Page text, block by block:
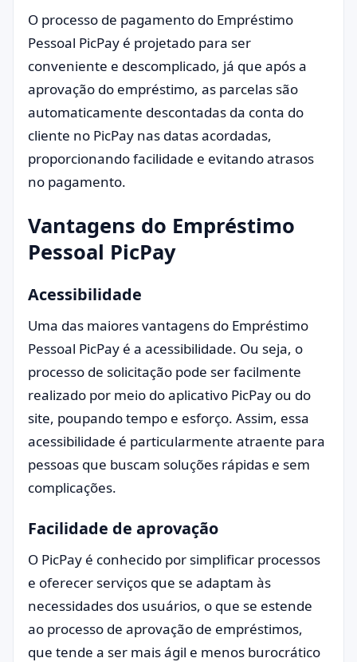
O processo de pagamento do Empréstimo
Pessoal PicPay é projetado para ser
conveniente e descomplicado, já que após a
aprovação do empréstimo, as parcelas são
automaticamente descontadas da conta do
cliente no PicPay nas datas acordadas,
proporcionando facilidade e evitando atrasos
no pagamento.
Vantagens do Empréstimo
Pessoal PicPay
Acessibilidade
Uma das maiores vantagens do Empréstimo
Pessoal PicPay é a acessibilidade. Ou seja, o
processo de solicitação pode ser facilmente
realizado por meio do aplicativo PicPay ou do
site, poupando tempo e esforço. Assim, essa
acessibilidade é particularmente atraente para
pessoas que buscam soluções rápidas e sem
complicações.
Facilidade de aprovação
O PicPay é conhecido por simplificar processos
e oferecer serviços que se adaptam às
necessidades dos usuários, o que se estende
ao processo de aprovação de empréstimos,
que tende a ser mais ágil e menos burocrático